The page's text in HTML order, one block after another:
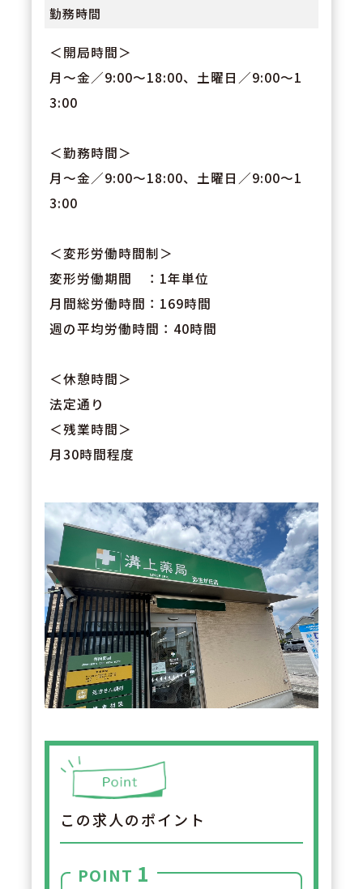
勤務時間
＜開局時間＞
月～金／9:00～18:00、土曜日／9:00～1
3:00
＜勤務時間＞
月～金／9:00～18:00、土曜日／9:00～1
3:00
＜変形労働時間制＞
変形労働期間 ：1年単位
月間総労働時間：169時間
週の平均労働時間：40時間
＜休憩時間＞
法定通り
＜残業時間＞
月30時間程度
この求人のポイント
POINT 1